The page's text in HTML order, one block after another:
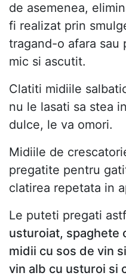
de asemenea,
fi realizat prin
tragand-o afara
mic si ascutit.
Clatiti midiile
nu le lasati sa stea
dulce, le va omori.
Midiile de
pregatite pentru
clatirea repetata in
Le puteti pregati
usturoiat, spaghete
midii cu sos de vin
vin alb cu usturoi si